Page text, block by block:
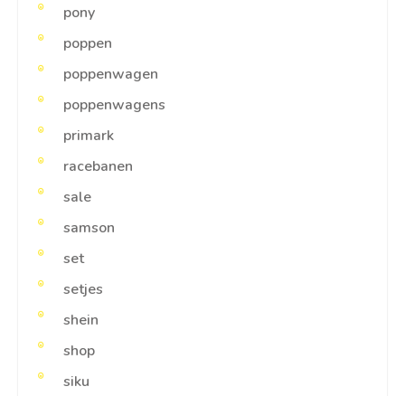
pony
poppen
poppenwagen
poppenwagens
primark
racebanen
sale
samson
set
setjes
shein
shop
siku